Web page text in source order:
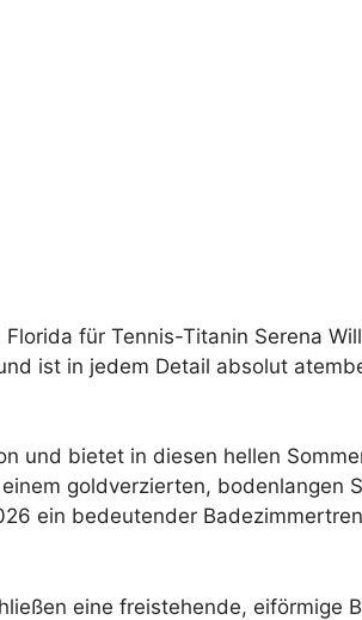
für Tennis-Titanin Serena
ist in jedem Detail absolut
und bietet in diesen hellen
goldverzierten, bodenlangen
ein bedeutender
eine freistehende, eiförmige